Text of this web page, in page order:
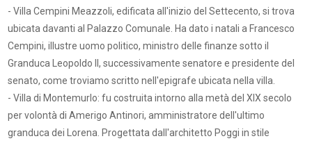
- Villa Cempini Meazzoli, edificata all'inizio del Settecento, si trova
ubicata davanti al Palazzo Comunale. Ha dato i natali a Francesco
Cempini, illustre uomo politico, ministro delle finanze sotto il
Granduca Leopoldo II, successivamente senatore e presidente del
senato, come troviamo scritto nell'epigrafe ubicata nella villa.
- Villa di Montemurlo: fu costruita intorno alla metà del XIX secolo
per volontà di Amerigo Antinori, amministratore dell'ultimo
granduca dei Lorena. Progettata dall'architetto Poggi in stile